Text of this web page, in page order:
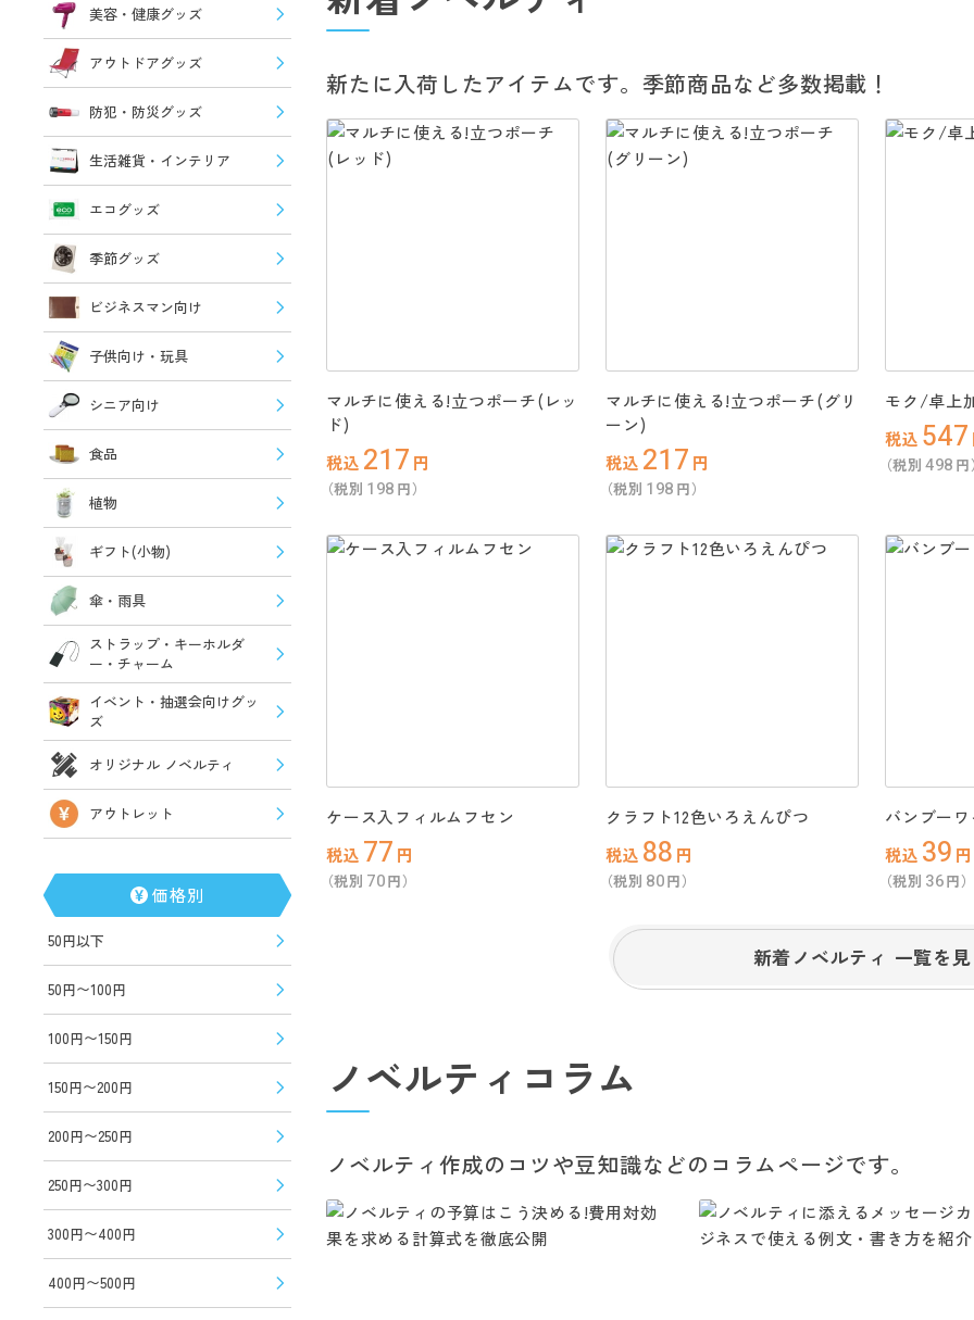
美容・健康グッズ
アウトドアグッズ
防犯・防災グッズ
生活雑貨・インテリア
エコグッズ
季節グッズ
ビジネスマン向け
子供向け・玩具
シニア向け
食品
植物
ギフト(小物)
傘・雨具
ストラップ・キーホルダ
ー・チャーム
イベント・抽選会向けグッ
ズ
オリジナル ノベルティ
アウトレット
価格別
50円以下
50円〜100円
100円〜150円
150円〜200円
200円〜250円
250円〜300円
300円〜400円
400円〜500円
新たに入荷したアイテムです。季節商品など多数掲載！
マルチに使える!立つポーチ(レッ
ド)
税込 217 円
（税別 198 円）
マルチに使える!立つポーチ(グリ
ーン)
税込 217 円
（税別 198 円）
モク/卓上
税込 547
（税別 498
ケース入フィルムフセン
税込 77 円
（税別 70円）
クラフト12色いろえんぴつ
税込 88 円
（税別 80円）
バンブー
税込 39 円
（税別 36円
新着ノベルティ 一覧を
ノベルティコラム
ノベルティ作成のコツや豆知識などのコラムページです。